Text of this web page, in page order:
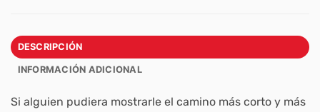
DESCRIPCIÓN
INFORMACIÓN ADICIONAL
Si alguien pudiera mostrarle el camino más corto y más